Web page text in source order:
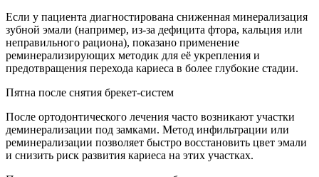
Если у пациента диагностирована сниженная минерализация
зубной эмали (например, из-за дефицита фтора, кальция или
неправильного рациона), показано применение
реминерализирующих методик для её укрепления и
предотвращения перехода кариеса в более глубокие стадии.
Пятна после снятия брекет-систем
После ортодонтического лечения часто возникают участки
деминерализации под замками. Метод инфильтрации или
реминерализации позволяет быстро восстановить цвет эмали
и снизить риск развития кариеса на этих участках.